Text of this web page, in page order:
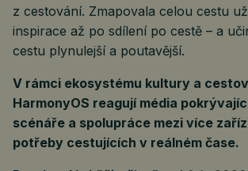
z cestování. Zmapovala celou cestu
inspirace až po sdílení po cestě – a
cestu plynulejší a poutavější.
V rámci ekosystému kultury a
HarmonyOS reagují média
scénáře a spolupráce mezi více
potřeby cestujících v reálném čase.